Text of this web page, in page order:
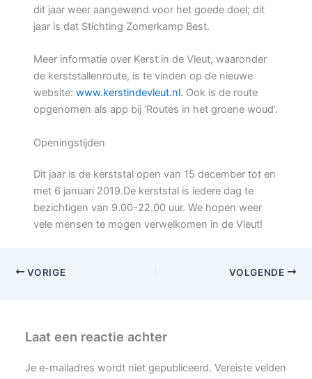
dit jaar weer aangewend voor het goede doel; dit
jaar is dat Stichting Zomerkamp Best.
Meer informatie over Kerst in de Vleut, waaronder
de kerststallenroute, is te vinden op de nieuwe
website: www.kerstindevleut.nl. Ook is de route
opgenomen als app bij ‘Routes in het groene woud’.
Openingstijden
Dit jaar is de kerststal open van 15 december tot en
met 6 januari 2019.De kerststal is iedere dag te
bezichtigen van 9.00-22.00 uur. We hopen weer
vele mensen te mogen verwelkomen in de Vleut!
VORIGE VOLGENDE
Laat een reactie achter
Je e-mailadres wordt niet gepubliceerd. Vereiste velden